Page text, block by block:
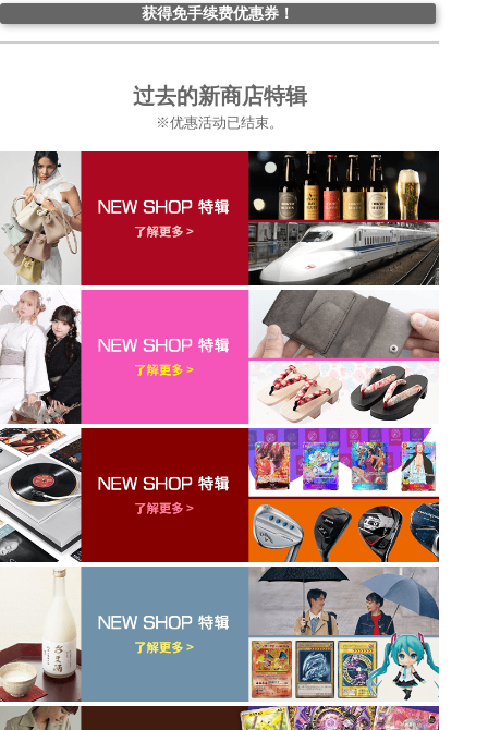
获得免手续费优惠券！
过去的新商店特辑
※优惠活动已结束。